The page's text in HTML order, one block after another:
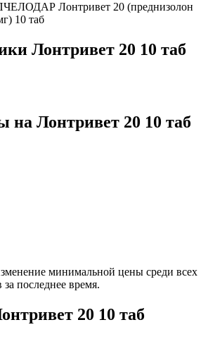
Лонтривет 20 (преднизолон
10 таб
Лонтривет 20 10 таб
на Лонтривет 20 10 таб
минимальной цены среди всех
последнее время.
20 10 таб